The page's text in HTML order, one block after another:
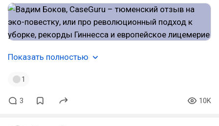
Показать полностью
1
3 10K